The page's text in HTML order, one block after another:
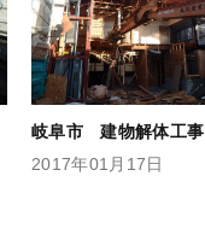
岐阜市 建物解体工事
2017年01月17日